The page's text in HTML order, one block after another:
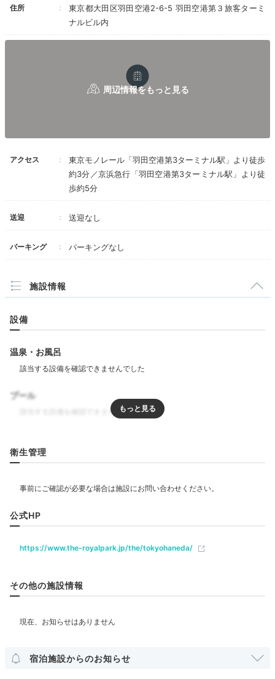
ホテル直結の羽田空港第3ターミナルには見所が多数。
江戸時代の橋を再現した「はねだ日本橋」や、大型商業
18:00
雰囲気の良い
レストランで夕食を
テイルウィンド／料理一例
あり、夜は和食や洋食のセットメニューなどを提供して
います。予約の際は公式サイトをチェックしてみて。こ
夕食は、空港内のレストランで食べました。
Freetime
20:00
きらめく夜景を楽しむ
住所
東京都大田区羽田空港2-6-5 羽田空港第３旅客ターミ
ナルビル内
アクセス
東京モノレール「羽田空港第3ターミナル駅」より徒歩
約3分／京浜急行「羽田空港第3ターミナル駅」より徒
歩約5分
送迎 送迎なし
パーキング パーキングなし
施設情報
設備
温泉・お風呂
プール
飲食
ベビーベッド
ベッドガード
部屋情報
ユニバーサルルーム
その他館内施設
衛生管理
公式HP
https://www.the-royalpark.jp/the/tokyohaneda/
その他の施設情報
宿泊施設からのお知らせ